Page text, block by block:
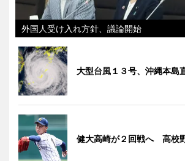
外国人受け入れ方針、議論開始
大型台風１３号、沖縄本島
健大高崎が２回戦へ 高校